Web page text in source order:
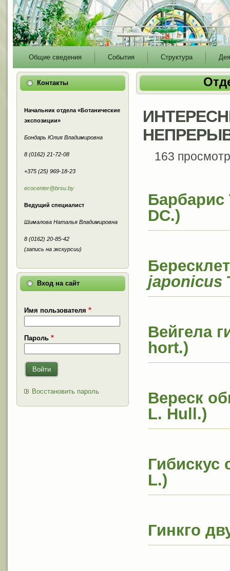
Main
menu
Общие сведения События Структура
Контакты
Начальник отдела «Ботанические
экспозиции»
Бондарь Юлия Владимировна
8 (0162) 21-72-08
+375 (25) 969-18-23
ecocenter@brsu.by
Ведущий специалист
Шималова Наталья Владимировна
8 (0162) 20-85-42
(запись на экскурсии)
Вход на сайт
Имя пользователя
Пароль
Войти
Восстановить пароль
163
Барбарис
DC.)
japonicus
Вейгела
hort.)
Вереск
L. Hull.)
Гибискус
L.)
Гинкго